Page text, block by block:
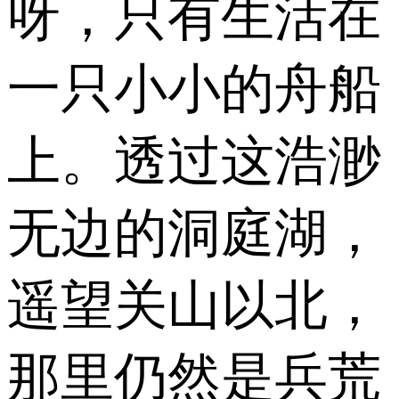
呀，只有生活在
一只小小的舟船
上。透过这浩渺
无边的洞庭湖，
遥望关山以北，
那里仍然是兵荒